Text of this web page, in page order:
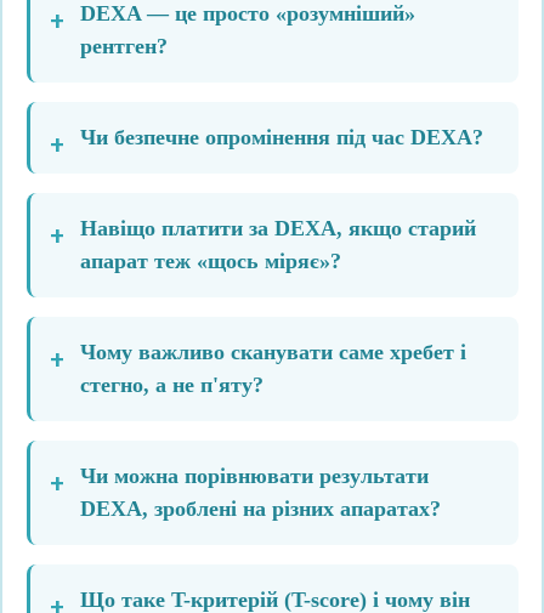
DEXA — це просто «розумніший»
рентген?
Чи безпечне опромінення під час DEXA?
Навіщо платити за DEXA, якщо старий
апарат теж «щось міряє»?
Чому важливо сканувати саме хребет і
стегно, а не п'яту?
Чи можна порівнювати результати
DEXA, зроблені на різних апаратах?
Що таке T-критерій (T-score) і чому він